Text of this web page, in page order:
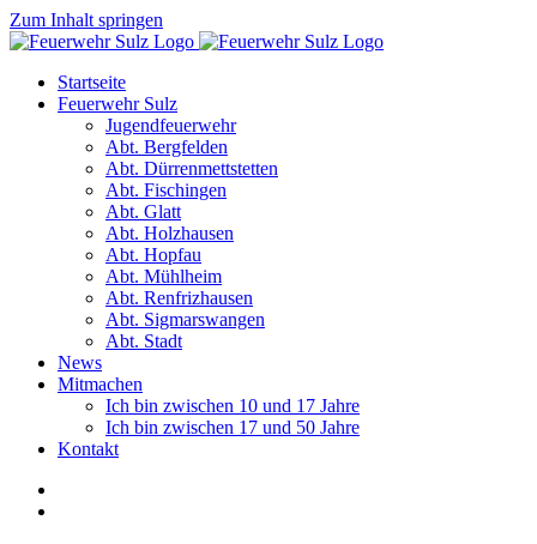
Zum Inhalt springen
Startseite
Feuerwehr Sulz
Jugendfeuerwehr
Abt. Bergfelden
Abt. Dürrenmettstetten
Abt. Fischingen
Abt. Glatt
Abt. Holzhausen
Abt. Hopfau
Abt. Mühlheim
Abt. Renfrizhausen
Abt. Sigmarswangen
Abt. Stadt
News
Mitmachen
Ich bin zwischen 10 und 17 Jahre
Ich bin zwischen 17 und 50 Jahre
Kontakt